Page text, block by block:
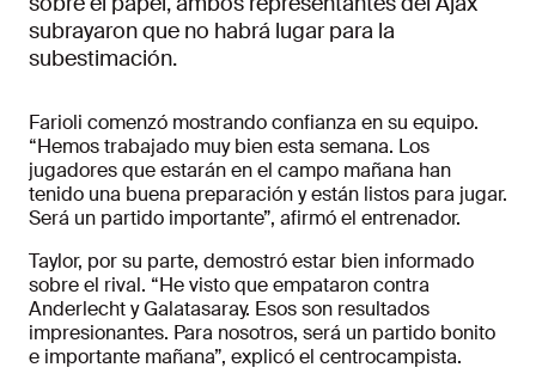
subrayaron que no habrá lugar para la
subestimación.
Farioli comenzó mostrando confianza en su equipo.
“Hemos trabajado muy bien esta semana. Los
jugadores que estarán en el campo mañana han
tenido una buena preparación y están listos para jugar.
Será un partido importante”, afirmó el entrenador.
Taylor, por su parte, demostró estar bien informado
sobre el rival. “He visto que empataron contra
Anderlecht y Galatasaray. Esos son resultados
impresionantes. Para nosotros, será un partido bonito
e importante mañana”, explicó el centrocampista.